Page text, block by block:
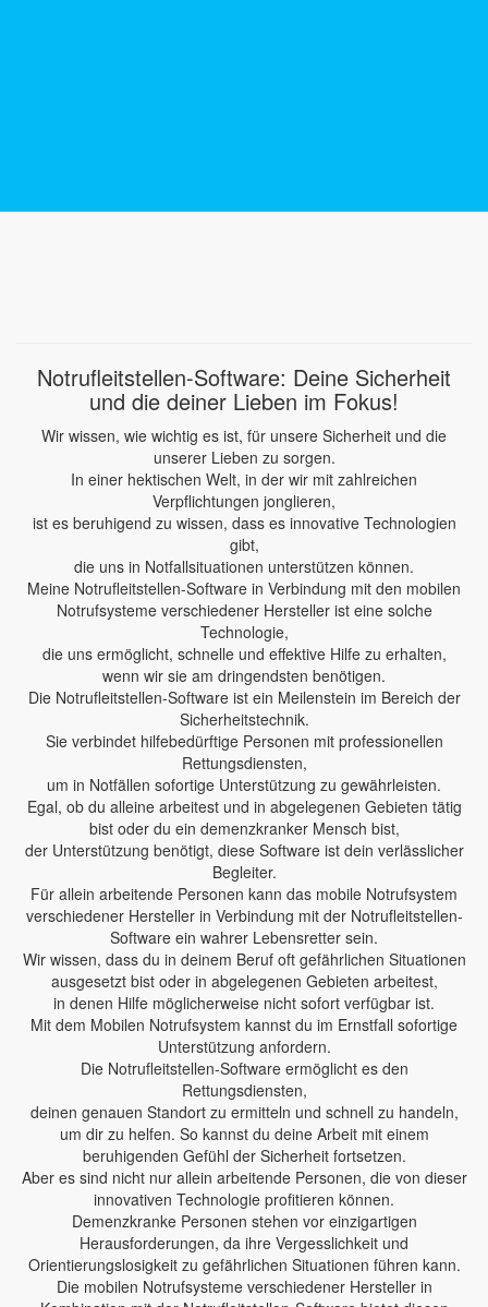
Notrufleitstellen-Software: Deine Sicherheit
und die deiner Lieben im Fokus!
Wir wissen, wie wichtig es ist, für unsere Sicherheit und die
unserer Lieben zu sorgen.
In einer hektischen Welt, in der wir mit zahlreichen
Verpflichtungen jonglieren,
ist es beruhigend zu wissen, dass es innovative Technologien
gibt,
die uns in Notfallsituationen unterstützen können.
Meine Notrufleitstellen-Software in Verbindung mit den mobilen
Notrufsysteme verschiedener Hersteller ist eine solche
Technologie,
die uns ermöglicht, schnelle und effektive Hilfe zu erhalten,
wenn wir sie am dringendsten benötigen.
Die Notrufleitstellen-Software ist ein Meilenstein im Bereich der
Sicherheitstechnik.
Sie verbindet hilfebedürftige Personen mit professionellen
Rettungsdiensten,
um in Notfällen sofortige Unterstützung zu gewährleisten.
Egal, ob du alleine arbeitest und in abgelegenen Gebieten tätig
bist oder du ein demenzkranker Mensch bist,
der Unterstützung benötigt, diese Software ist dein verlässlicher
Begleiter.
Für allein arbeitende Personen kann das mobile Notrufsystem
verschiedener Hersteller in Verbindung mit der Notrufleitstellen-
Software ein wahrer Lebensretter sein.
Wir wissen, dass du in deinem Beruf oft gefährlichen Situationen
ausgesetzt bist oder in abgelegenen Gebieten arbeitest,
in denen Hilfe möglicherweise nicht sofort verfügbar ist.
Mit dem Mobilen Notrufsystem kannst du im Ernstfall sofortige
Unterstützung anfordern.
Die Notrufleitstellen-Software ermöglicht es den
Rettungsdiensten,
deinen genauen Standort zu ermitteln und schnell zu handeln,
um dir zu helfen. So kannst du deine Arbeit mit einem
beruhigenden Gefühl der Sicherheit fortsetzen.
Aber es sind nicht nur allein arbeitende Personen, die von dieser
innovativen Technologie profitieren können.
Demenzkranke Personen stehen vor einzigartigen
Herausforderungen, da ihre Vergesslichkeit und
Orientierungslosigkeit zu gefährlichen Situationen führen kann.
Die mobilen Notrufsysteme verschiedener Hersteller in